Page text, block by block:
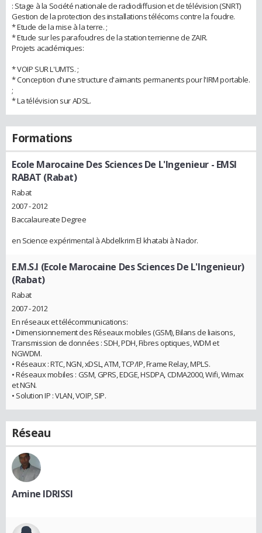
: Stage à la Société nationale de radiodiffusion et de télévision (SNRT)
Gestion de la protection des installations télécoms contre la foudre.
* Etude de la mise à la terre. ;
* Etude sur les parafoudres de la station terrienne de ZAIR.
Projets académiques:
* VOIP SUR L'UMTS. ;
* Conception d'une structure d'aimants permanents pour l'IRM portable.
;
* La télévision sur ADSL.
Formations
Ecole Marocaine Des Sciences De L'Ingenieur - EMSI
RABAT (Rabat)
Rabat
2007 - 2012
Baccalaureate Degree
en Science expérimental à Abdelkrim El khatabi à Nador.
E.M.S.I (Ecole Marocaine Des Sciences De L'Ingenieur)
(Rabat)
Rabat
2007 - 2012
En réseaux et télécommunications:
• Dimensionnement des Réseaux mobiles (GSM), Bilans de liaisons,
Transmission de données : SDH, PDH, Fibres optiques, WDM et
NGWDM.
• Réseaux : RTC, NGN, xDSL, ATM, TCP/IP, Frame Relay, MPLS.
• Réseaux mobiles : GSM, GPRS, EDGE, HSDPA, CDMA2000, Wifi, Wimax
et NGN.
• Solution IP : VLAN, VOIP, SIP.
Réseau
Amine IDRISSI